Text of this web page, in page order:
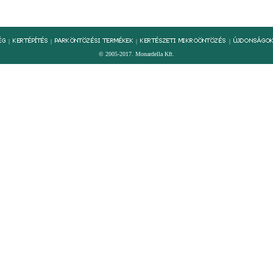
| | |
|
© 2005-2017. Monardella Kft.